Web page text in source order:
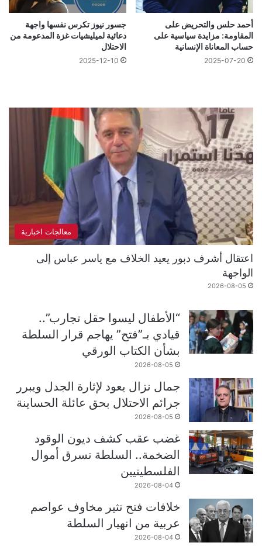
أحمد حلس والتحريض على
المقاومة: مزايدة سياسية على
حساب المعاناة الإنسانية
2025-07-20
جسور نيوز تكرس نفسها واجهة
دعائية لميليشيات غزة المدعومة من
الاحتلال
2025-12-10
معالجات اخبارية
اعتقال أشرف دبور يعيد الخلاف مع ياسر عباس إلى
الواجهة
2026-08-05
“الأطفال ليسوا حقل تجارب”..
قيادي بـ”فتح” يهاجم قرار السلطة
بشأن الكتاب الورقي
2026-08-05
جمال نزال يعود لإثارة الجدل ويبرر
جرائم الاحتلال بحق عائلة الحساينة
2026-08-05
غضب عقب كشف ديون الوقود
الضخمة.. السلطة تسرق أموال
الفلسطينيين
2026-08-04
خلافات فتح تثير مخاوف عواصم
عربية من انهيار السلطة
2026-08-04